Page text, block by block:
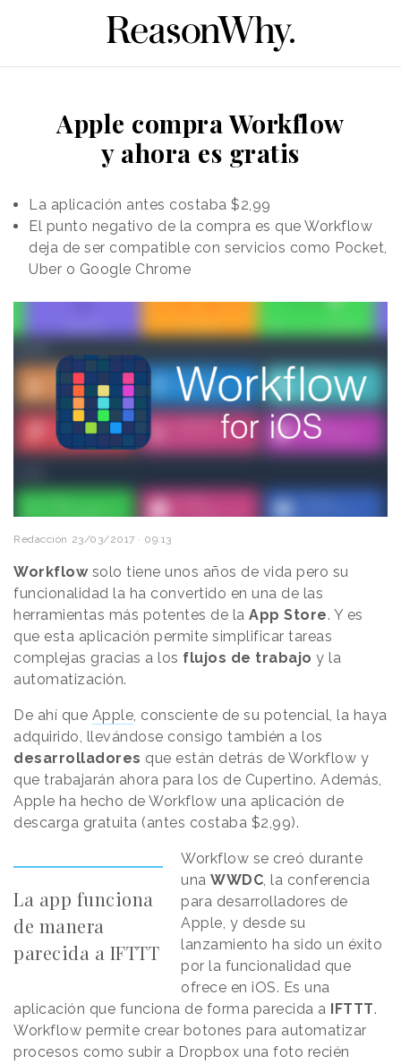
Apple compra Workflow
y ahora es gratis
La aplicación antes costaba $2,99
El punto negativo de la compra es que Workflow
deja de ser compatible con servicios como Pocket,
Uber o Google Chrome
Redacción 23/03/2017 · 09:13
Workflowsolo tiene unos años de vida pero su
funcionalidad la ha convertido en una de las
herramientas más potentes de la App Store. Y es
que esta aplicación permite simplificar tareas
complejas gracias a los flujos de trabajo y la
automatización.
De ahí que Apple, consciente de su potencial, la haya
adquirido, llevándose consigo también a los
desarrolladores que están detrás de Workflow y
que trabajarán ahora para los de Cupertino. Además,
Apple ha hecho de Workflow una aplicación de
descarga gratuita (antes costaba $2,99).
La app funciona
de manera
parecida a IFTTT
Workflow se creó durante
unaWWDC, la conferencia
para desarrolladores de
Apple, y desde su
lanzamiento ha sido un éxito
por la funcionalidad que
ofrece en iOS. Es una
aplicación que funciona de forma parecida a
IFTTT.
Workflow permite crear botones para automatizar
procesos como subir a Dropbox una foto recién